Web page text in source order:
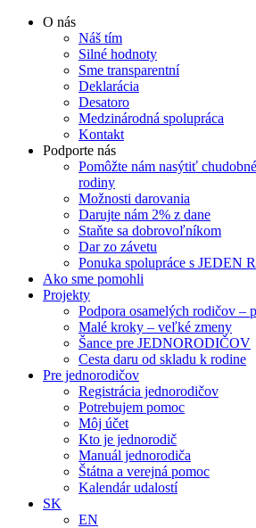
O nás
Náš tím
Silné hodnoty
Sme transparentní
Deklarácia
Desatoro
Medzinárodná spolupráca
Kontakt
Podporte nás
Pomôžte nám nasýtiť
rodiny
Možnosti darovania
Darujte nám 2% z dane
Staňte sa dobrovoľníkom
Dar zo závetu
Ponuka spolupráce s JEDEN
Ako sme pomohli
Projekty
Podpora osamelých rodičov –
Malé kroky – veľké zmeny
Šance pre JEDNORODIČOV
Cesta daru od skladu k rodine
Pre jednorodičov
Registrácia jednorodičov
Potrebujem pomoc
Môj účet
Kto je jednorodič
Manuál jednorodiča
Štátna a verejná pomoc
Kalendár udalostí
SK
EN